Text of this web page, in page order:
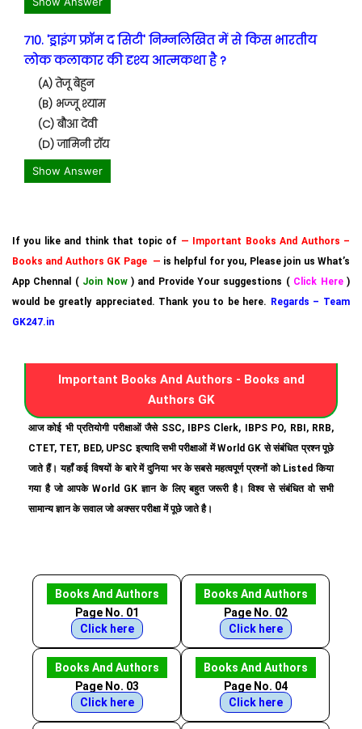
710. 'ड्राइंग फ्रॉम द सिटी' निम्नलिखित में से किस भारतीय
लोक कलाकार की दृश्य आत्मकथा है ?
(A) तेजू बेहुन
(B) भज्जू श्याम
(C) बौआ देवी
(D) जामिनी रॉय
Show Answer
If you like and think that topic of — Important Books And Authors –
Books and Authors GK Page — is helpful for you, Please join us What’s
App Chennal ( Join Now) and Provide Your suggestions ( Click Here)
would be greatly appreciated. Thank you to be here. Regards – Team
GK247.in
Important Books And Authors - Books and
Authors GK
आज कोई भी प्रतियोगी परीक्षाओं जैसे SSC, IBPS Clerk, IBPS PO, RBI, RRB,
CTET, TET, BED, UPSC इत्यादि सभी परीक्षाओं में World GK से संबंधित प्रश्न पूछे
जाते हैं। यहाँ कई विषयों के बारे में दुनिया भर के सबसे महत्वपूर्ण प्रश्नों को Listed किया
गया है जो आपके World GK ज्ञान के लिए बहुत जरूरी है। विश्व से संबंधित वो सभी
सामान्य ज्ञान के सवाल जो अक्सर परीक्षा में पूछे जाते है।
Books And Authors
Page No. 01
Click here
Books And Authors
Page No. 02
Click here
Books And Authors
Page No. 03
Click here
Books And Authors
Page No. 04
Click here